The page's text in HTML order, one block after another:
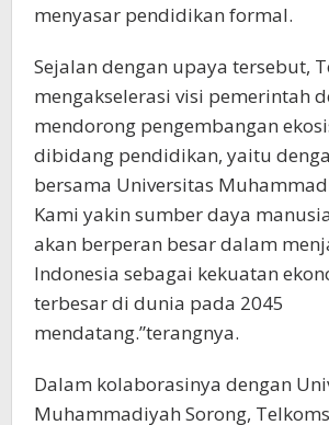
menyasar pendidikan formal.
Sejalan dengan upaya tersebut,
mengakselerasi visi pemerintah
mendorong pengembangan
dibidang pendidikan, yaitu
bersama Universitas
Kami yakin sumber daya
akan berperan besar dalam
Indonesia sebagai kekuatan
terbesar di dunia pada 2045
mendatang.”terangnya.
Dalam kolaborasinya dengan
Muhammadiyah Sorong,